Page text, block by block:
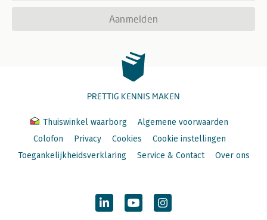
Aanmelden
PRETTIG KENNIS MAKEN
Thuiswinkel waarborg
Algemene voorwaarden
Colofon
Privacy Cookies
Cookie instellingen
Toegankelijkheidsverklaring
Service & Contact Over ons